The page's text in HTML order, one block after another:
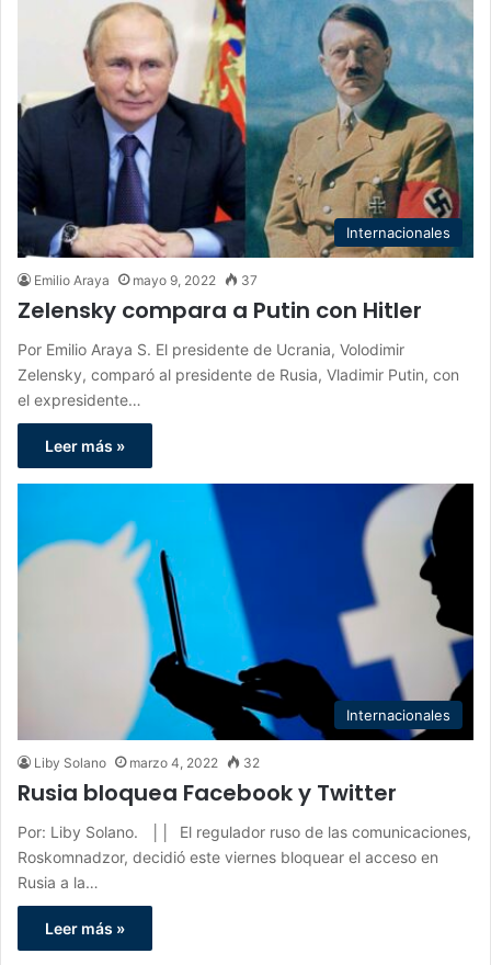
Internacionales
Emilio Araya mayo 9, 2022 37
Zelensky compara a Putin con Hitler
Por Emilio Araya S. El presidente de Ucrania, Volodimir
Zelensky, comparó al presidente de Rusia, Vladimir Putin, con
el expresidente…
Leer más »
Internacionales
Liby Solano marzo 4, 2022 32
Rusia bloquea Facebook y Twitter
Por: Liby Solano. ││ El regulador ruso de las comunicaciones,
Roskomnadzor, decidió este viernes bloquear el acceso en
Rusia a la…
Leer más »